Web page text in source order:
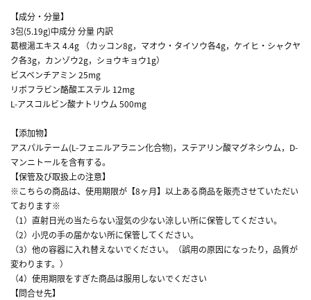
【成分・分量】
3包(5.19g)中成分 分量 内訳
葛根湯エキス 4.4g （カッコン8g，マオウ・タイソウ各4g，ケイヒ・シャクヤ
ク各3g，カンゾウ2g，ショウキョウ1g）
ビスベンチアミン 25mg
リボフラビン酪酸エステル 12mg
L-アスコルビン酸ナトリウム 500mg
【添加物】
アスパルテーム(L-フェニルアラニン化合物)，ステアリン酸マグネシウム，D-
マンニトールを含有する。
【保管及び取扱上の注意】
※こちらの商品は、使用期限が【8ヶ月】以上ある商品を販売させていただい
ております※
（1）直射日光の当たらない湿気の少ない涼しい所に保管してください。
（2）小児の手の届かない所に保管してください。
（3）他の容器に入れ替えないでください。（誤用の原因になったり，品質が
変わります。）
（4）使用期限をすぎた商品は服用しないでください
【問合せ先】